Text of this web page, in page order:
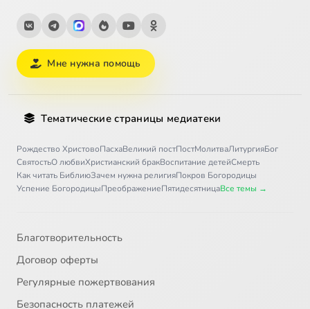
Мне нужна помощь
Тематические страницы медиатеки
Рождество ХристовоПасхаВеликий постПостМолитваЛитургияБог
СвятостьО любвиХристианский бракВоспитание детейСмерть
Как читать БиблиюЗачем нужна религияПокров Богородицы
Успение БогородицыПреображениеПятидесятницаВсе темы →
Благотворительность
Договор оферты
Регулярные пожертвования
Безопасность платежей